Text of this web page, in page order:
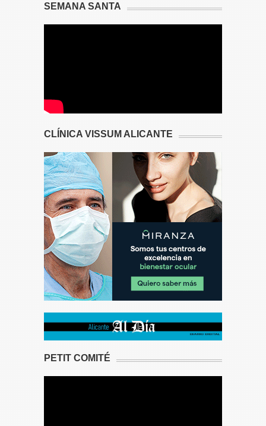
SEMANA SANTA
CLÍNICA VISSUM ALICANTE
PETIT COMITÉ